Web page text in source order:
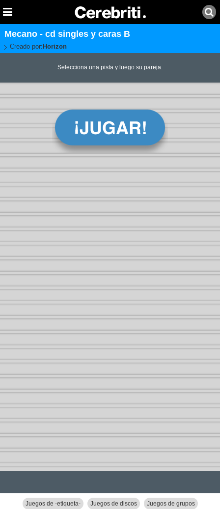
Mecano - cd singles y caras B
Creado por: Horizon
Selecciona una pista y luego su pareja.
Juegos de -etiqueta- Juegos de discos Juegos de grupos